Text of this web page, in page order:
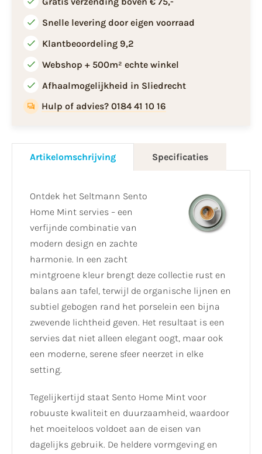
Snelle levering door eigen voorraad
Klantbeoordeling 9,2
Webshop + 500m² echte winkel
Afhaalmogelijkheid in Sliedrecht
Hulp of advies? 0184 41 10 16
Artikelomschrijving Specificaties
Ontdek het Seltmann Sento
Home Mint servies – een
verfijnde combinatie van
modern design en zachte
harmonie. In een zacht
mintgroene kleur brengt deze collectie rust en
balans aan tafel, terwijl de organische lijnen en
subtiel gebogen rand het porselein een bijna
zwevende lichtheid geven. Het resultaat is een
servies dat niet alleen elegant oogt, maar ook
een moderne, serene sfeer neerzet in elke
setting.
Tegelijkertijd staat Sento Home Mint voor
robuuste kwaliteit en duurzaamheid, waardoor
het moeiteloos voldoet aan de eisen van
dagelijks gebruik. De heldere vormgeving en